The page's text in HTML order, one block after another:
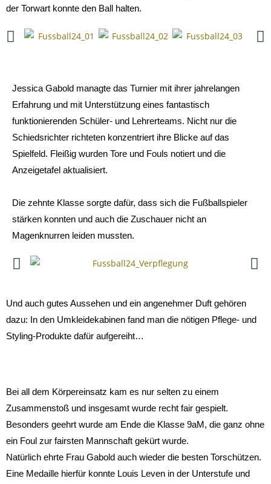
der Torwart konnte den Ball halten.
Jessica Gabold managte das Turnier mit ihrer jahrelangen
Erfahrung und mit Unterstützung eines fantastisch
funktionierenden Schüler- und Lehrerteams. Nicht nur die
Schiedsrichter richteten konzentriert ihre Blicke auf das
Spielfeld. Fleißig wurden Tore und Fouls notiert und die
Anzeigetafel aktualisiert.
Die zehnte Klasse sorgte dafür, dass sich die Fußballspieler
stärken konnten und auch die Zuschauer nicht an
Magenknurren leiden mussten.
Und auch gutes Aussehen und ein angenehmer Duft gehören
dazu: In den Umkleidekabinen fand man die nötigen Pflege- und
Styling-Produkte dafür aufgereiht…
Bei all dem Körpereinsatz kam es nur selten zu einem
Zusammenstoß und insgesamt wurde recht fair gespielt.
Besonders geehrt wurde am Ende die Klasse 9aM, die ganz ohne
ein Foul zur fairsten Mannschaft gekürt wurde.
Natürlich ehrte Frau Gabold auch wieder die besten Torschützen.
Eine Medaille hierfür konnte Louis Leven in der Unterstufe und